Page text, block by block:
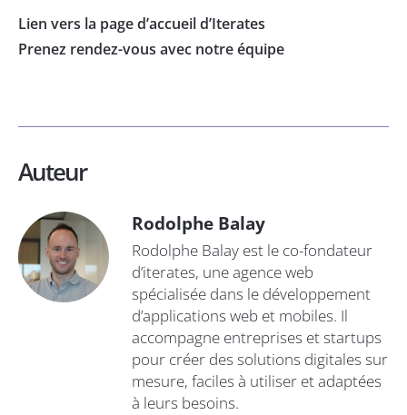
Lien vers la page d’accueil d’Iterates
Prenez rendez-vous avec notre équipe
Auteur
Rodolphe Balay
Rodolphe Balay est le co-fondateur
d’iterates, une agence web
spécialisée dans le développement
d’applications web et mobiles. Il
accompagne entreprises et startups
pour créer des solutions digitales sur
mesure, faciles à utiliser et adaptées
à leurs besoins.